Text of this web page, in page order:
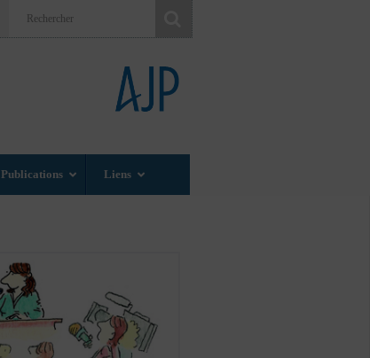
Publications Liens